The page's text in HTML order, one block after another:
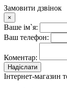
Замовити дзвінок
×
Ваше ім`я:
Ваш телефон:
Коментар:
Надіслати
Інтернет-магазин